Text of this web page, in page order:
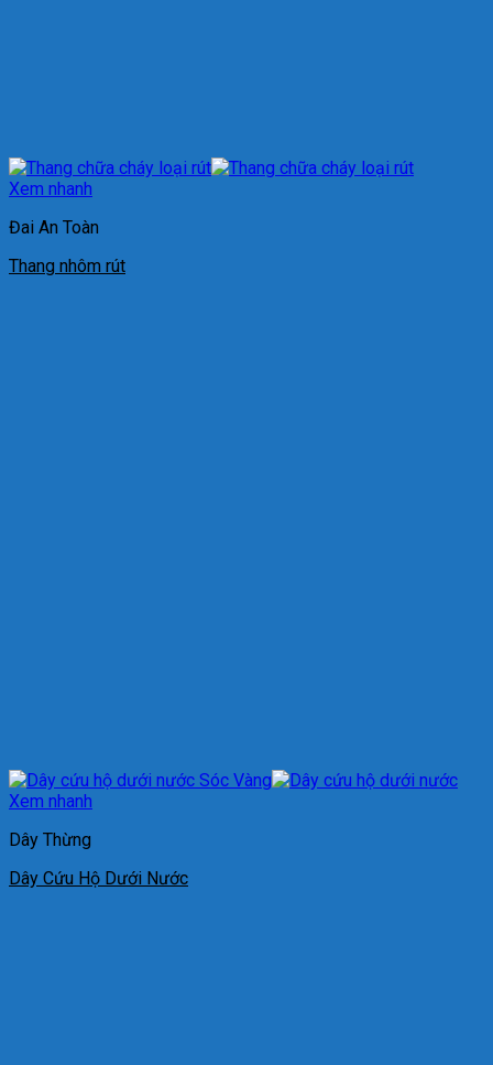
Xem nhanh
Đai An Toàn
Thang nhôm rút
Xem nhanh
Dây Thừng
Dây Cứu Hộ Dưới Nước